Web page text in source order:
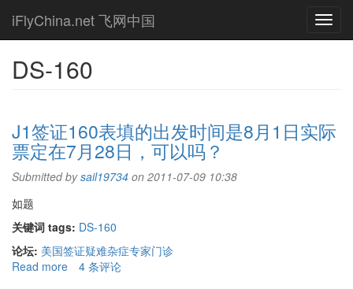
main
iFlyChina.net 飞网中国
DS-160
J1签证160表填的出发时间是8月1日实际
票定在7月28日，可以吗？
Submitted bysail19734 on 2011-07-09 10:38
如题
关键词 tags: DS-160
论坛: 美国签证疑难杂症专家门诊
Read more about
4 条评论